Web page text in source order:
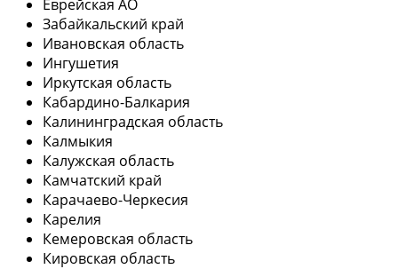
Еврейская АО
Забайкальский край
Ивановская область
Ингушетия
Иркутская область
Кабардино-Балкария
Калининградская область
Калмыкия
Калужская область
Камчатский край
Карачаево-Черкесия
Карелия
Кемеровская область
Кировская область